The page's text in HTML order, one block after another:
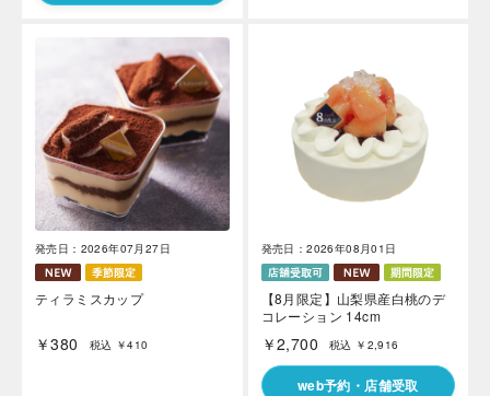
発売日：2026年07月27日
ティラミスカップ
￥380 税込 ￥410
発売日：2026年08月01日
【8月限定】山梨県産白桃のデ
コレーション 14cm
￥2,700 税込 ￥2,916
web予約・店舗受取